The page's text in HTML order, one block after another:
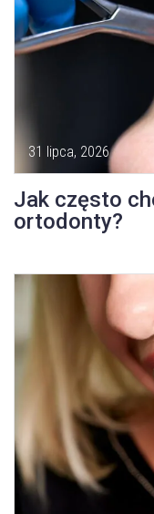
31 lipca, 2026
Jak często
ortodonty?